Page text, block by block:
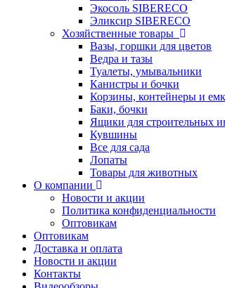
Экосоль SIBERECO
Эликсир SIBERECO
Хозяйственные товары
Вазы, горшки для цветов
Ведра и тазы
Туалеты, умывальники
Канистры и бочки
Корзины, контейнеры и
Баки, бочки
Ящики для строительных
Кувшины
Все для сада
Лопаты
Товары для животных
О компании
Новости и акции
Политика конфиденциальности
Оптовикам
Оптовикам
Доставка и оплата
Новости и акции
Контакты